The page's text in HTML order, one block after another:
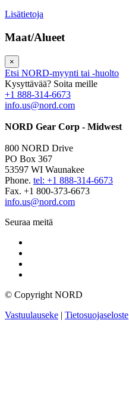
Lisätietoja
Maat/Alueet
×
Etsi NORD-myynti tai -huolto
Kysyttävää? Soita meille
+1 888-314-6673
info.us@nord.com
NORD Gear Corp - Midwest
800 NORD Drive
PO Box 367
53597 WI Waunakee
Phone. tel: +1 888-314-6673
Fax. +1 800-373-6673
info.us@nord.com
Seuraa meitä
© Copyright NORD
Vastuulauseke | Tietosuojaseloste